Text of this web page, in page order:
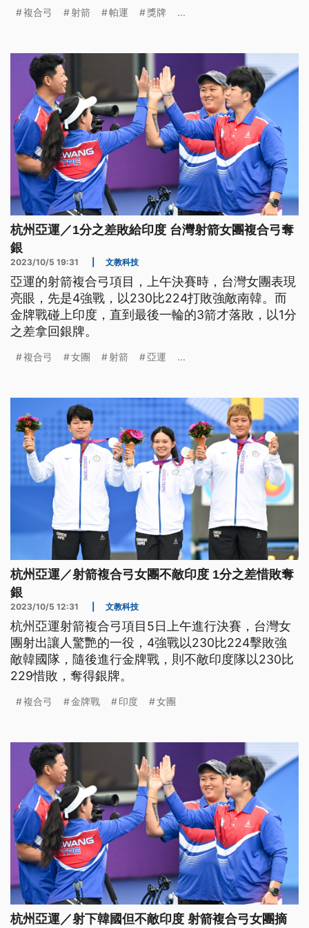
複合弓 射箭 帕運 獎牌 ...
杭州亞運／1分之差敗給印度 台灣射箭女團複合弓奪
銀
2023/10/5 19:31 文教科技
亞運的射箭複合弓項目，上午決賽時，台灣女團表現
亮眼，先是4強戰，以230比224打敗強敵南韓。而
金牌戰碰上印度，直到最後一輪的3箭才落敗，以1分
之差拿回銀牌。
複合弓 女團 射箭 亞運 ...
杭州亞運／射箭複合弓女團不敵印度 1分之差惜敗奪
銀
2023/10/5 12:31 文教科技
杭州亞運射箭複合弓項目5日上午進行決賽，台灣女
團射出讓人驚艷的一役，4強戰以230比224擊敗強
敵韓國隊，隨後進行金牌戰，則不敵印度隊以230比
229惜敗，奪得銀牌。
複合弓 金牌戰 印度 女團
杭州亞運／射下韓國但不敵印度 射箭複合弓女團摘